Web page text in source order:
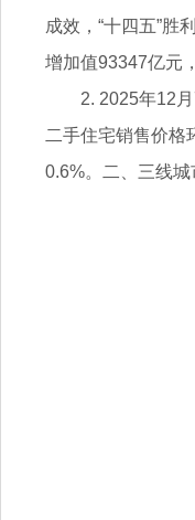
成效，“十四五”
增加值93347亿元
2. 2025年12
二手住宅销售价格
0.6%。二、三线